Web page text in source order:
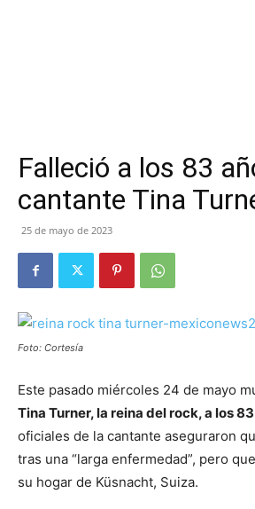
Falleció a los 83
cantante Tina
25 de mayo de 2023
Foto: Cortesía
Este pasado miércoles 24 de mayo
Tina Turner, la reina del rock, a los
oficiales de la cantante aseguraron
tras una “larga enfermedad”, pero
su hogar de Küsnacht, Suiza.